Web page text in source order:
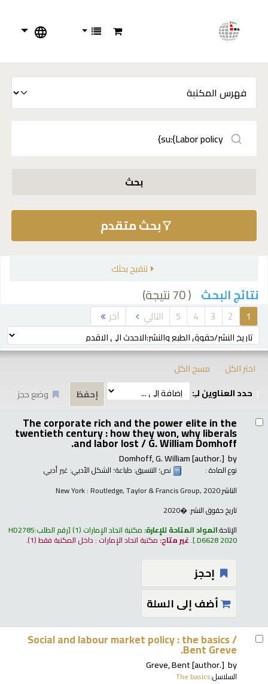
بحث
بحث متقدم
تنقيح بحثك
نتائج البحث ( 70 نتيجة)
1
2
3
4
5 التالي آخر
ترتيب بواسطة:
اختر الكل
مسح الكل
حدد العناوين لـِ:
وضع حجز
The corporate rich and the power elite in the
twentieth century : how they won, why liberals
and labor lost /G. William Domhoff.
by
Domhoff, G. William[author.]
نوع المادة : نص؛ التنسيق: طباعة؛ الشكل الأدبي: غير أدبي
الناشر:New York : Routledge, Taylor & Francis Group, 2020
تاريخ حقوق النشر:�2020
الإتاحة:المواد المتاحة للإعارة: مكتبة اتحاد الإمارات (1) رقم الطلب:HD2785
.D6628 2020
.غير متاح:مكتبة اتحاد الإمارات : داخل المكتبة فقط(1).
إحجز
أضف إلى السلة
Social and labour market policy : the basics /
Bent Greve.
by
Greve, Bent[author.]
السلاسل:The basics